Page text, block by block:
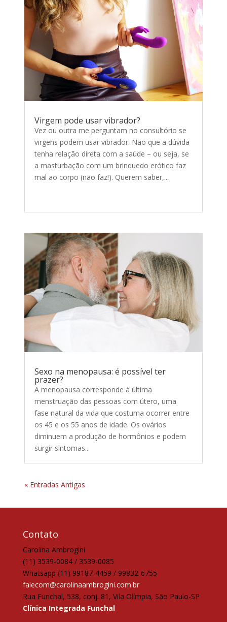
Virgem pode usar vibrador?
Vez ou outra me perguntam no consultório se
virgens podem usar vibrador. Não que a dúvida
tenha relação direta com a saúde – ou seja, se
a masturbação com um brinquedo erótico faz
mal ao corpo (não faz!). Querem saber,...
Sexo na menopausa: é possível ter
prazer?
A menopausa corresponde à última
menstruação das pessoas com útero, uma
fase natural da vida que costuma ocorrer entre
os 45 e os 55 anos de idade. Os ovários
diminuem a produção de hormônios e podem
surgir sintomas...
« Entradas Antigas
Contato
Carolina Ambrogini
(11) 3539-0084 / 3539-0085
Whatsapp (11) 99187-4459 / 99832-6755
falecom@carolinaambrogini.com.br
Rua Funchal, 538, conj. 81, Vila Olímpia, São Paulo-SP
Clínica Integrada Funchal